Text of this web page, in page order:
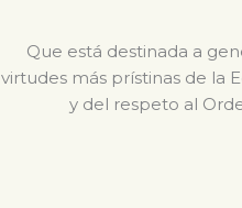
Que está destinada a
virtudes más prístinas de la
y del respeto al